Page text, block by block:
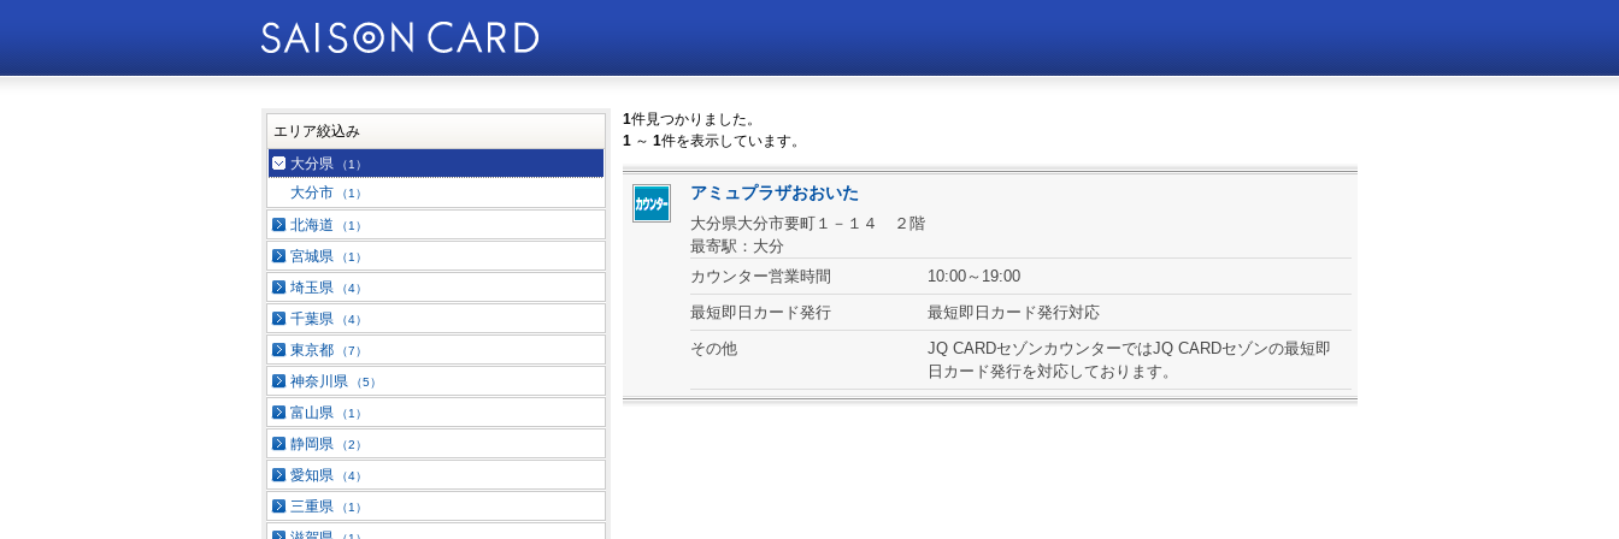
1件見つかりました。
1 ～ 1件を表示しています。
アミュプラザおおいた
大分県大分市要町１－１４ ２階
最寄駅： 大分
カウンター営業時間
10:00～19:00
最短即日カード発行
最短即日カード発行対応
その他
JQ CARDセゾンカウンターではJQ CARDセゾンの最短即
日カード発行を対応しております。
エリア絞込み
大分県
（1）
大分市 （1）
北海道 （1）
宮城県 （1）
埼玉県 （4）
千葉県 （4）
東京都 （7）
神奈川県 （5）
富山県 （1）
静岡県 （2）
愛知県 （4）
三重県 （1）